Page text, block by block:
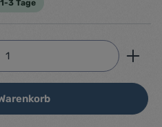
3 Tage
gewünschten Wert ein